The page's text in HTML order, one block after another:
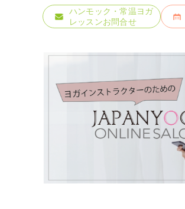
ハンモック・常温ヨガ
レッスンお問合せ